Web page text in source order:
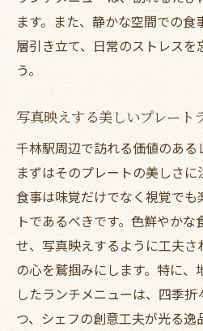
ます。また、静かな空間での
層引き立て、日常のストレスを
う。
写真映えする美しいプレート
千林駅周辺で訪れる価値のある
まずはそのプレートの美しさに
食事は味覚だけでなく視覚でも
トであるべきです。色鮮やか
せ、写真映えするように工夫
の心を鷲掴みにします。特に、
したランチメニューは、四季
つ、シェフの創意工夫が光る逸